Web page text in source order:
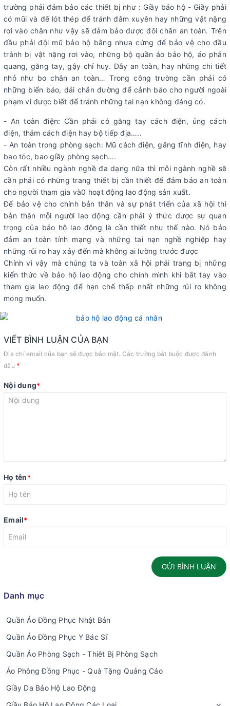
trường phải đảm bảo các thiết bị như : Giầy bảo hộ - Giầy phải
có mũi và đế lót thép để tránh đâm xuyên hay những vật nặng
rơi vào chân như vậy sẽ đảm bảo được đôi chân an toàn. Trên
đầu phải đội mũ bảo hộ bằng nhựa cứng để bảo vệ cho đầu
tránh bị vật nặng rơi vào, những bộ quần áo bảo hộ, áo phản
quang, găng tay, gậy chỉ huy. Dây an toàn, hay những chi tiết
nhỏ như bo chân an toàn… Trong công trường cần phải có
những biển báo, dải chắn đường để cảnh báo cho người ngoài
phạm vi được biết để tránh những tai nạn không đáng có.
- An toàn điện: Cần phải có găng tay cách điện, ủng cách
điện, thảm cách điện hay bộ tiếp địa…..
- An toàn trong phòng sạch: Mũ cách điện, găng tĩnh điện, hay
bao tóc, bao giầy phòng sạch….
Còn rất nhiều ngành nghề đa dạng nữa thì mỗi ngành nghề sẽ
cần phải có những trang thiết bị cần thiết để đảm bảo an toàn
cho người tham gia và0 hoạt động lao động sản xuất.
Để bảo vệ cho chính bản thân và sự phát triển của xã hội thì
bản thân mỗi người lao động cần phải ý thức được sự quan
trọng của bảo hộ lao động là cần thiết như thế nào. Nó bảo
đảm an toàn tính mạng và những tai nạn nghề nghiệp hay
những rủi ro hay xảy đến mà không ai lường trước được
Chính vì vậy mà chúng ta và toàn xã hội phải trang bị những
kiến thức về bảo hộ lao động cho chính mình khi bắt tay vào
tham gia lao động để hạn chế thấp nhất những rủi ro không
mong muốn.
VIẾT BÌNH LUẬN CỦA BẠN
Địa chỉ email của bạn sẽ được bảo mật. Các trường bắt buộc được đánh
dấu *
Nội dung*
Họ tên*
Email*
GỬI BÌNH LUẬN
Danh mục
Quần Áo Đồng Phục Nhật Bản
Quần Áo Đồng Phục Y Bác Sĩ
Quần Áo Phòng Sạch - Thiêt Bị Phòng Sạch
Áo Phông Đồng Phục - Quà Tặng Quảng Cáo
Giầy Da Bảo Hộ Lao Động